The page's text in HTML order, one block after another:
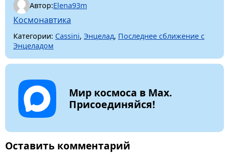
Автор:Elena93m
Космонавтика
Категории: Cassini, Энцелад, Последнее сближение с
Энцеладом
Мир космоса в Max.
Присоединяйся!
Оставить комментарий